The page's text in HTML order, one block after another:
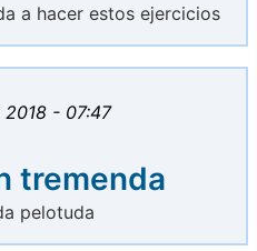
a hacer estos ejercicios
2018 - 07:47
tremenda
pelotuda